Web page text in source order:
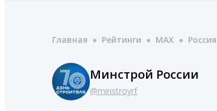
Главная ● Рейтинги ● MAX ● Россия
Минстрой России
@minstroyrf